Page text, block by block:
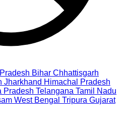
Bihar Chhattisgarh
Jharkhand Himachal Pradesh
Pradesh Telangana Tamil Nadu
West Bengal Tripura Gujarat